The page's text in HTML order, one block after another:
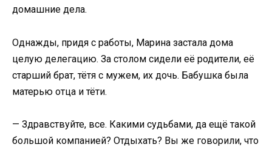
домашние дела.
Однажды, придя с работы, Марина застала дома
целую делегацию. За столом сидели её родители, её
старший брат, тётя с мужем, их дочь. Бабушка была
матерью отца и тёти.
— Здравствуйте, все. Какими судьбами, да ещё такой
большой компанией? Отдыхать? Вы же говорили, что